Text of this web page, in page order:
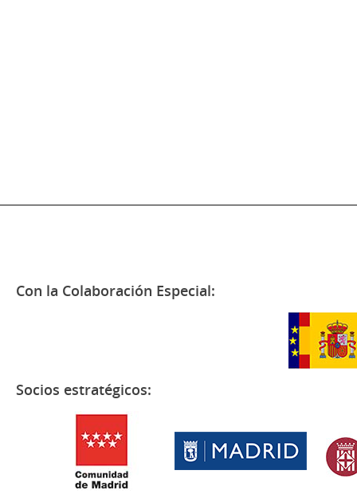
Con la Colaboración Especial:
Socios estratégicos: